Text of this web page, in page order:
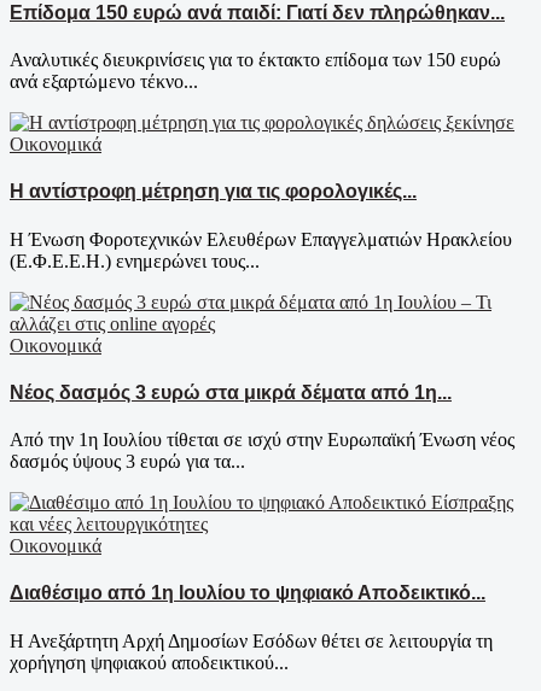
Επίδομα 150 ευρώ ανά παιδί: Γιατί δεν πληρώθηκαν...
Αναλυτικές διευκρινίσεις για το έκτακτο επίδομα των 150 ευρώ
ανά εξαρτώμενο τέκνο...
Οικονομικά
Η αντίστροφη μέτρηση για τις φορολογικές...
Η Ένωση Φοροτεχνικών Ελευθέρων Επαγγελματιών Ηρακλείου
(Ε.Φ.Ε.Ε.Η.) ενημερώνει τους...
Οικονομικά
Νέος δασμός 3 ευρώ στα μικρά δέματα από 1η...
Από την 1η Ιουλίου τίθεται σε ισχύ στην Ευρωπαϊκή Ένωση νέος
δασμός ύψους 3 ευρώ για τα...
Οικονομικά
Διαθέσιμο από 1η Ιουλίου το ψηφιακό Αποδεικτικό...
Η Ανεξάρτητη Αρχή Δημοσίων Εσόδων θέτει σε λειτουργία τη
χορήγηση ψηφιακού αποδεικτικού...